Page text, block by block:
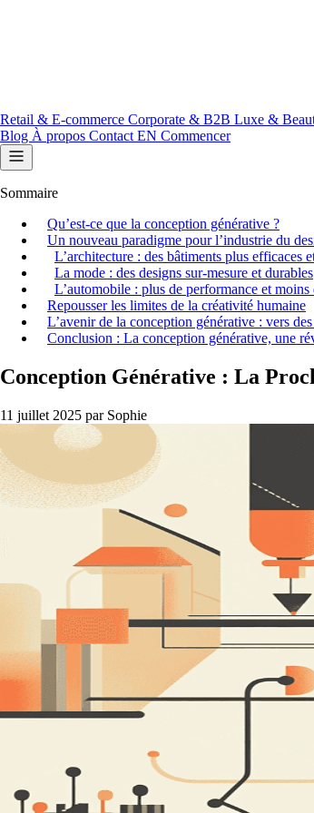
Retail & E-commerce Corporate & B2B Luxe &
Blog À propos Contact EN Commencer
Sommaire
Qu’est-ce que la conception générative ?
Un nouveau paradigme pour l’industrie du
L’architecture : des bâtiments plus efficaces
La mode : des designs sur-mesure et durables
L’automobile : plus de performance et moins
Repousser les limites de la créativité humaine
L’avenir de la conception générative : vers
Conclusion : La conception générative, une
Conception Générative : La
11 juillet 2025 par Sophie